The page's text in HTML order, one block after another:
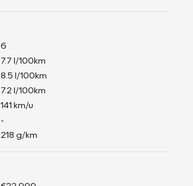
6
7.7 l/100km
8.5 l/100km
7.2 l/100km
141 km/u
-
218 g/km